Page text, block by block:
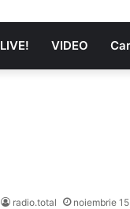
LIVE! VIDEO
radio.total noiembrie